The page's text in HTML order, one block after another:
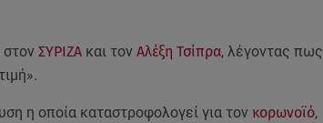
ΣΥΡΙΖΑκαι τον Αλέξη Τσίπρα, λέγοντας πως
η οποία καταστροφολογεί για τον κορωνοϊό,